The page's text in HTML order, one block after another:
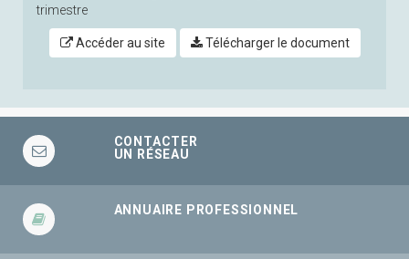
trimestre
Accéder au site Télécharger le document
CONTACTER
UN RÉSEAU
ANNUAIRE PROFESSIONNEL